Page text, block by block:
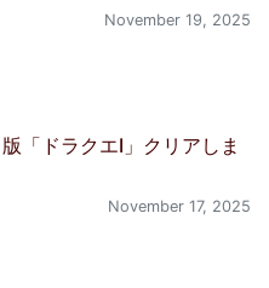
November 19, 2025
「ドラクエI」クリアしま
November 17, 2025